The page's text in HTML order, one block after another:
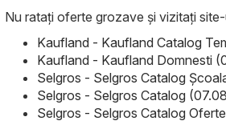
Nu ratați oferte grozave și vizitați
Kaufland - Kaufland Catalog
Kaufland - Kaufland Domnesti
Selgros - Selgros Catalog
Selgros - Selgros Catalog
Selgros - Selgros Catalog